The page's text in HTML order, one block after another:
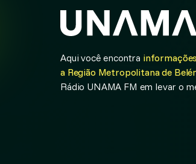
Aqui você encontra
a Região Metropolitana de
Rádio UNAMA FM em levar o